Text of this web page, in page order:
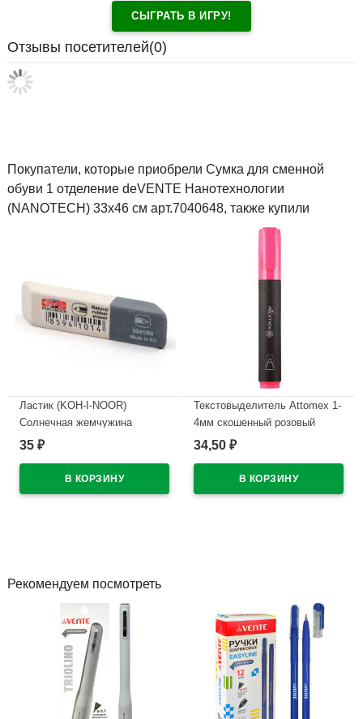
СЫГРАТЬ В ИГРУ!
Отзывы посетителей(0)
Покупатели, которые приобрели Сумка для сменной
обуви 1 отделение deVENTE Нанотехнологии
(NANOTECH) 33х46 см арт.7040648, также купили
Ластик (KOH-I-NOOR)
Солнечная жемчужина
(Sunpearl) 60*13мм
35 ₽
Текстовыделитель Attomex 1-
4мм скошенный розовый
арт.5045303
34,50 ₽
Рекомендуем посмотреть